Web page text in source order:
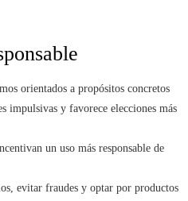
orientados a propósitos concretos
impulsivas y favorece elecciones más
un uso más responsable de
evitar fraudes y optar por productos